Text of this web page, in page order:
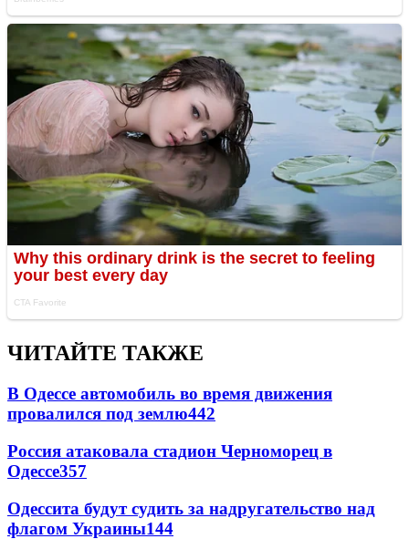
ЧИТАЙТЕ ТАКЖЕ
В Одессе автомобиль во время движения
провалился под землю442
Россия атаковала стадион Черноморец в
Одессе357
Одессита будут судить за надругательство над
флагом Украины144